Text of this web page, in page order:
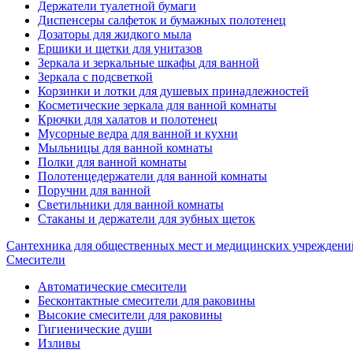
Держатели туалетной бумаги
Диспенсеры салфеток и бумажных полотенец
Дозаторы для жидкого мыла
Ершики и щетки для унитазов
Зеркала и зеркальные шкафы для ванной
Зеркала с подсветкой
Корзинки и лотки для душевых принадлежностей
Косметические зеркала для ванной комнаты
Крючки для халатов и полотенец
Мусорные ведра для ванной и кухни
Мыльницы для ванной комнаты
Полки для ванной комнаты
Полотенцедержатели для ванной комнаты
Поручни для ванной
Светильники для ванной комнаты
Стаканы и держатели для зубных щеток
Сантехника для общественных мест и медицинских
Смесители
Автоматические смесители
Бесконтактные смесители для раковины
Высокие смесители для раковины
Гигиенические души
Изливы